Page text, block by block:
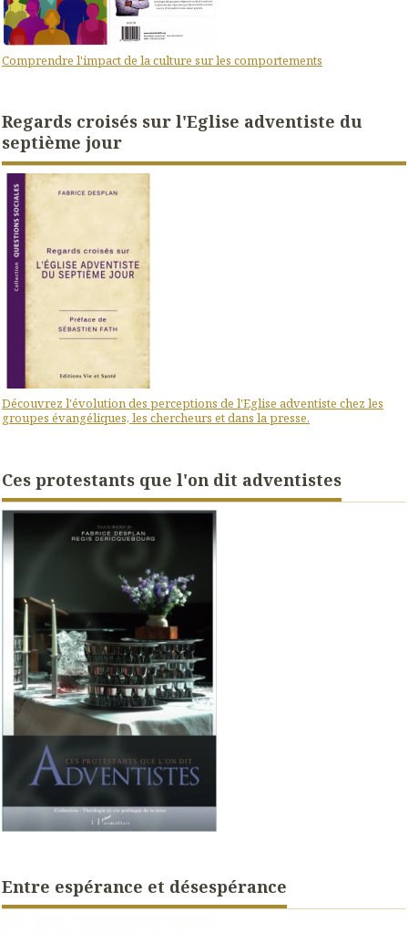
Comprendre l'impact de la culture sur les comportements
Regards croisés sur l'Eglise adventiste du
septième jour
Découvrez l'évolution des perceptions de l'Eglise adventiste chez les
groupes évangéliques, les chercheurs et dans la presse.
Ces protestants que l'on dit adventistes
Entre espérance et désespérance